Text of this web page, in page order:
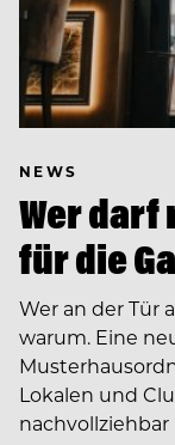
NEWS
Wer darf
für die
Wer an der Tür
warum. Eine
Lokalen und